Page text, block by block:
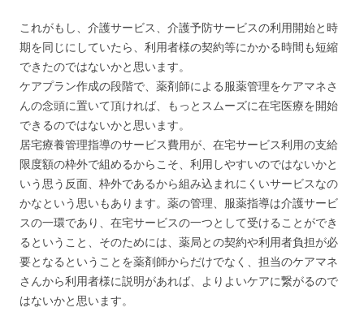
これがもし、介護サービス、介護予防サービスの利用開始と時
期を同じにしていたら、利用者様の契約等にかかる時間も短縮
できたのではないかと思います。
ケアプラン作成の段階で、薬剤師による服薬管理をケアマネさ
んの念頭に置いて頂ければ、もっとスムーズに在宅医療を開始
できるのではないかと思います。
居宅療養管理指導のサービス費用が、在宅サービス利用の支給
限度額の枠外で組めるからこそ、利用しやすいのではないかと
いう思う反面、枠外であるから組み込まれにくいサービスなの
かなという思いもあります。薬の管理、服薬指導は介護サービ
スの一環であり、在宅サービスの一つとして受けることができ
るということ、そのためには、薬局との契約や利用者負担が必
要となるということを薬剤師からだけでなく、担当のケアマネ
さんから利用者様に説明があれば、よりよいケアに繋がるので
はないかと思います。